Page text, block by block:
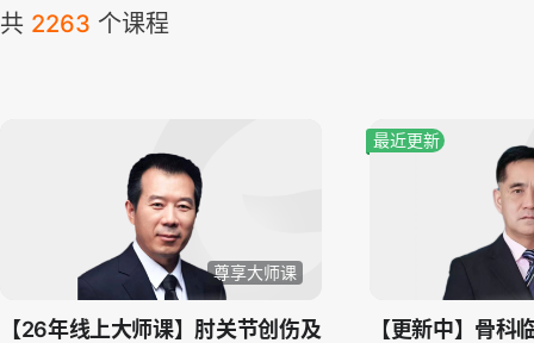
共 2263 个课程
尊享大师课
【26年线上大师课】肘关节创伤及
最近更新
【更新中】骨科